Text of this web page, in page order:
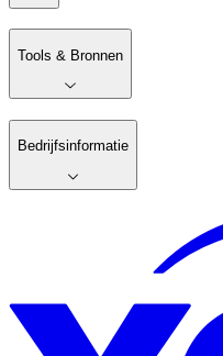
Tools & Bronnen
Bedrijfsinformatie